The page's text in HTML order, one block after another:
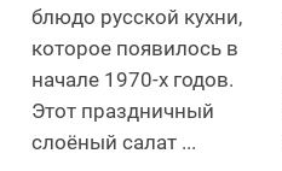
блюдо русской кухни,
которое появилось в
начале 1970-х годов.
Этот праздничный
слоёный салат ...